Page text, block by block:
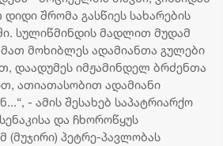
შრომა გასწიეს სახარების
სულიწმინდის მადლით მუდამ
მოხიბლეს ადამიანთა გულები
დაადუმეს იმჟამინდელ ბრძენთა
ათიათასობით ადამიანი
- ამის შესახებ საპატრიარქო
და ჩხოროწყუს
პეტრე-პავლობას